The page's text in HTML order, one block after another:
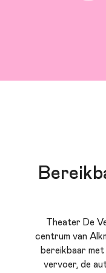
Theater De
centrum van
bereikbaar
vervoer, de